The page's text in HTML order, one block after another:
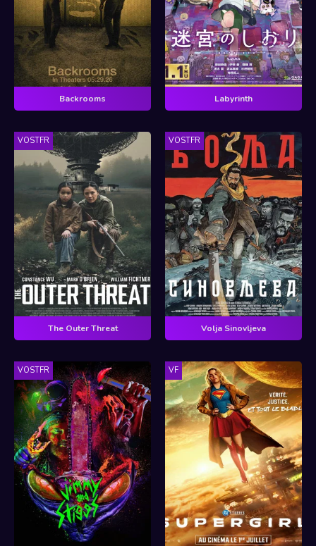
Backrooms Labyrinth
VOSTFR
The Outer Threat
VOSTFR
Volja Sinovljeva
VOSTFR VF